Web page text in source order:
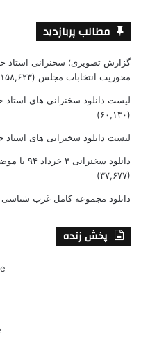
مطالب پربازدید
گزارش تصویری؛ سخنرانی استاد
محوریت انتخابات مجلس (۱۵۸,۶۲۳)
لیست دانلود سخنرانی های استاد حسن
(۶۰,۱۳۰)
لیست دانلود سخنرانی های استاد
دانلود سخنرانی ۳ خرداد ۹۴ با موضوع من ریویزیونیست‌ام، پس هستم!
(۳۷,۶۷۷)
دانلود مجموعه کامل غرب شناسی
پخش زنده